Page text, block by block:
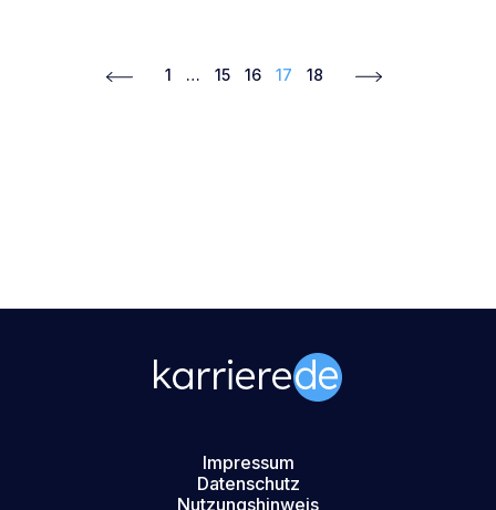
1 … 15 16 17 18
Impressum
Datenschutz
Nutzungshinweis